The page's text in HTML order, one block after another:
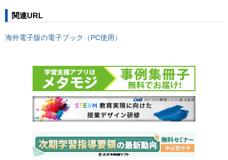
関連URL
海外電子版の電子ブック（PC使用）